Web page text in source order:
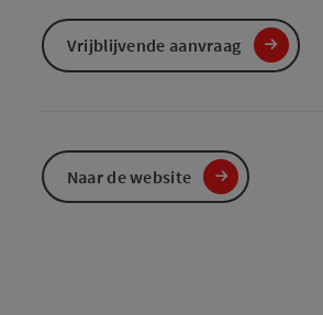
Vrijblijvende aanvraag
Naar de website